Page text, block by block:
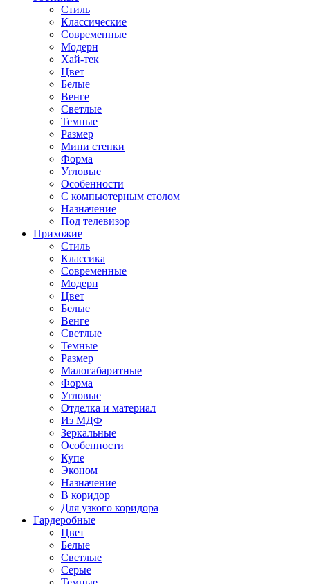
Стиль
Классические
Современные
Модерн
Хай-тек
Цвет
Белые
Венге
Светлые
Темные
Размер
Мини стенки
Форма
Угловые
Особенности
С компьютерным столом
Назначение
Под телевизор
Прихожие
Стиль
Классика
Современные
Модерн
Цвет
Белые
Венге
Светлые
Темные
Размер
Малогабаритные
Форма
Угловые
Отделка и материал
Из МДФ
Зеркальные
Особенности
Купе
Эконом
Назначение
В коридор
Для узкого коридора
Гардеробные
Цвет
Белые
Светлые
Серые